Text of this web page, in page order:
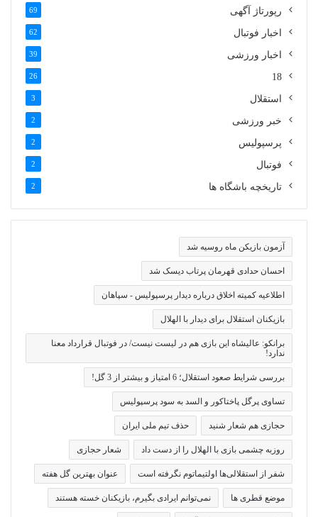
رپورتاژ آگهی 69
اخبار فوتبال 62
اخبار ورزشی 39
18
26
استقلال 3
خبر ورزشی 2
پرسپولیس 2
فوتبال 2
تاریخچه باشگاه ها 2
آزمون بازیکن ماه روسیه شد
احسان حدادی قهرمان پرتاب دیسک شد
اطلاعیه کمیته اخلاق درباره دیدار پرسپولیس - سپاهان
بازیکنان استقلال برای دیدار با الهلال
برانکو: عالیشاه این بازی هم در لیست نیست/ در فوتبال قرارداد معنا
ندارد!
بررسی شرایط صعود استقلال؛ 6 امتیاز و بیشتر از 3 گل!
تساوی پرگل پاختاکور و السد به سود پرسپولیس
حجازی هم شعار شنید حذف تیم ملی ایران
روزبه چشمی بازی با الهلال را از دست داد شعار حجازی
شفر از استقلالی‌ها اولتیماتوم نگرفته است عنوان بهترین گل هفته
موضع قطری ها نمی‌توانم ایرادی بگیرم، بازیکنان خسته هستند